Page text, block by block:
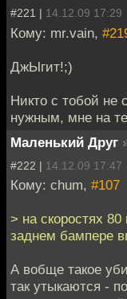
#221 | 14.12.09 17:29
Кому: mr.vain,
ДжЫгит!;)
Никто с тобой не
нужным, мне на
Маленький Друг
#222 | 14.12.09 17:47
Кому: chum, #107
> на скоростях
заднем бампере
А вобще такое
так утыкаются -